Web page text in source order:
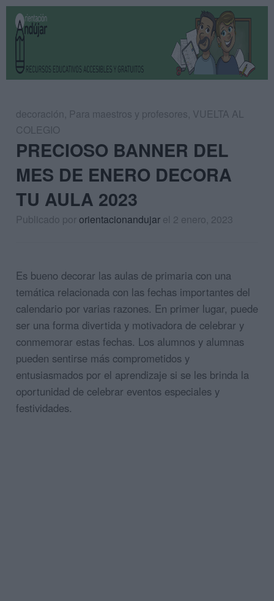
decoración, Para maestros y profesores, VUELTA AL
COLEGIO
PRECIOSO BANNER DEL
MES DE ENERO DECORA
TU AULA 2023
Publicado pororientacionandujar el 2 enero, 2023
Es bueno decorar las aulas de primaria con una
temática relacionada con las fechas importantes del
calendario por varias razones. En primer lugar, puede
ser una forma divertida y motivadora de celebrar y
conmemorar estas fechas. Los alumnos y alumnas
pueden sentirse más comprometidos y
entusiasmados por el aprendizaje si se les brinda la
oportunidad de celebrar eventos especiales y
festividades.